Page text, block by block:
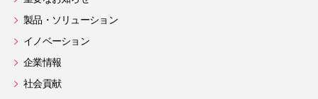
製品・ソリューション
イノベーション
企業情報
社会貢献